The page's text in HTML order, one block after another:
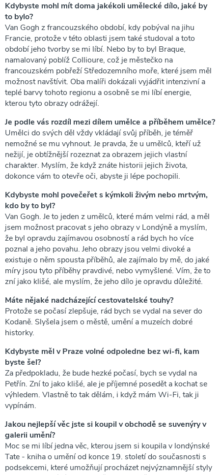
Kdybyste mohl mít doma jakékoli umělecké dílo, jaké by
to bylo?
Van Gogh z francouzského období, kdy pobýval na jihu
Francie, protože v této oblasti jsem také studoval a toto
období jeho tvorby se mi líbí. Nebo by to byl Braque,
namalovaný poblíž Collioure, což je městečko na
francouzském pobřeží Středozemního moře, které jsem měl
možnost navštívit. Oba malíři dokázali vyjádřit intenzivní a
teplé barvy tohoto regionu a osobně se mi líbí energie,
kterou tyto obrazy odrážejí.
Je podle vás rozdíl mezi dílem umělce a příběhem umělce?
Umělci do svých děl vždy vkládají svůj příběh, je téměř
nemožné se mu vyhnout. Je pravda, že u umělců, kteří už
nežijí, je obtížnější rozeznat za obrazem jejich vlastní
charakter. Myslím, že když znáte historii jejich života,
dokonce vám to otevře oči, abyste ji lépe pochopili.
Kdybyste mohl povečeřet s kýmkoli živým nebo mrtvým,
kdo by to byl?
Van Gogh. Je to jeden z umělců, které mám velmi rád, a měl
jsem možnost pracovat s jeho obrazy v Londýně a myslím,
že byl opravdu zajímavou osobností a rád bych ho více
poznal a jeho povahu. Jeho obrazy jsou velmi divoké a
existuje o něm spousta příběhů, ale zajímalo by mě, do jaké
míry jsou tyto příběhy pravdivé, nebo vymyšlené. Vím, že to
zní jako klišé, ale myslím, že jeho dílo je opravdu důležité.
Máte nějaké nadcházející cestovatelské touhy?
Protože se počasí zlepšuje, rád bych se vydal na sever do
Kodaně. Slyšela jsem o městě, umění a muzeích dobré
historky.
Kdybyste měl v Praze volné odpoledne bez wi-fi, kam
byste šel?
Za předpokladu, že bude hezké počasí, bych se vydal na
Petřín. Zní to jako klišé, ale je příjemné posedět a kochat se
výhledem. Vlastně to tak dělám, i když mám Wi-Fi, tak ji
vypínám.
Jakou nejlepší věc jste si koupil v obchodě se suvenýry v
galerii umění?
Moc se mi líbí jedna věc, kterou jsem si koupila v londýnské
Tate - kniha o umění od konce 19. století do současnosti s
podsekcemi, které umožňují procházet nejvýznamnější styly